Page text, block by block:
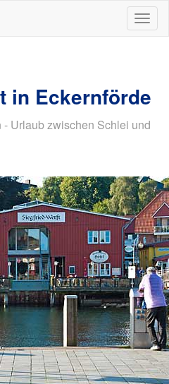
ein-/
in Eckernförde
Urlaub zwischen Schlei und